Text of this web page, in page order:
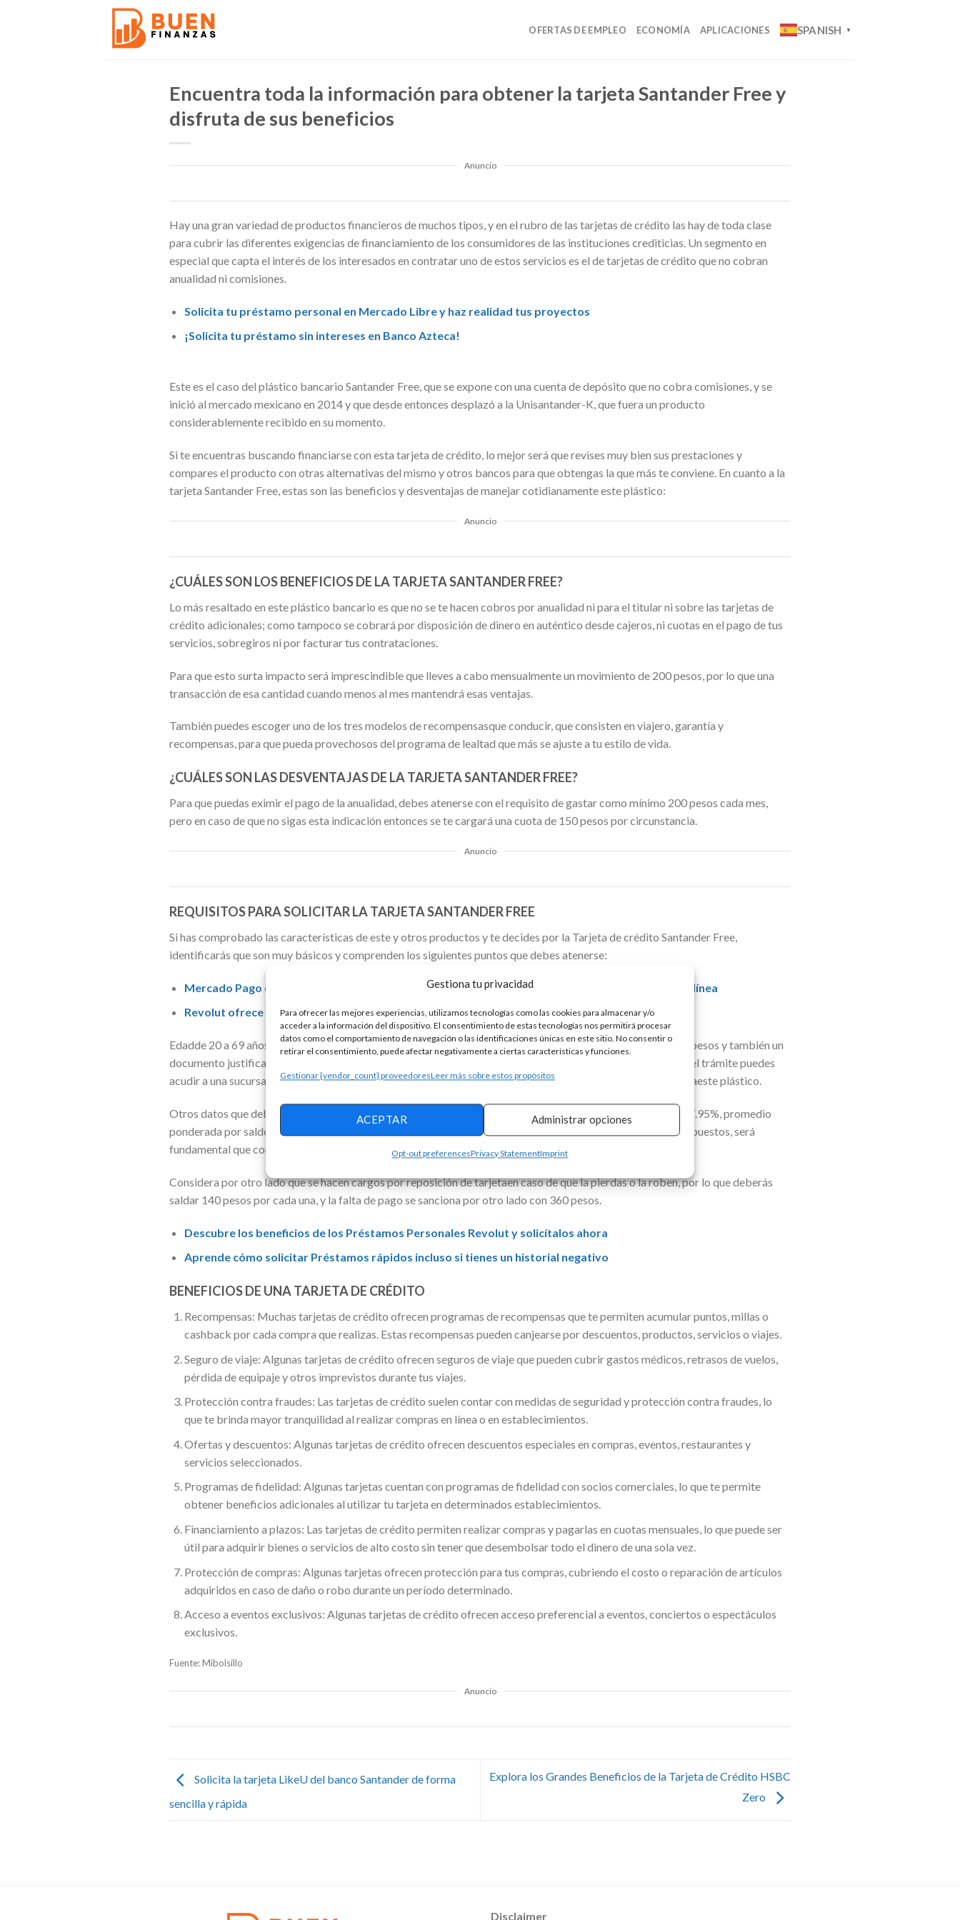
Gestiona tu privacidad
Para ofrecer las mejores experiencias, utilizamos tecnologías como las cookies para almacenar y/o
acceder a la información del dispositivo. El consentimiento de estas tecnologías nos permitirá procesar
datos como el comportamiento de navegación o las identificaciones únicas en este sitio. No consentir o
retirar el consentimiento, puede afectar negativamente a ciertas características y funciones.
Gestionar {vendor_count} proveedoresLeer más sobre estos propósitos
ACEPTAR Administrar opciones
Opt-out preferencesPrivacy StatementImprint
OFERTAS DE EMPLEO ECONOMÍA APLICACIONES SPANISH ▼
Encuentra toda la información para obtener la tarjeta Santander Free y
disfruta de sus beneficios
Anuncio
Hay una gran variedad de productos financieros de muchos tipos, y en el rubro de las tarjetas de crédito las hay de toda clase
para cubrir las diferentes exigencias de financiamiento de los consumidores de las instituciones crediticias. Un segmento en
especial que capta el interés de los interesados en contratar uno de estos servicios es el de tarjetas de crédito que no cobran
anualidad ni comisiones.
Solicita tu préstamo personal en Mercado Libre y haz realidad tus proyectos
¡Solicita tu préstamo sin intereses en Banco Azteca!
Este es el caso del plástico bancario Santander Free, que se expone con una cuenta de depósito que no cobra comisiones, y se
inició al mercado mexicano en 2014 y que desde entonces desplazó a la Unisantander-K, que fuera un producto
considerablemente recibido en su momento.
Si te encuentras buscando financiarse con esta tarjeta de crédito, lo mejor será que revises muy bien sus prestaciones y
compares el producto con otras alternativas del mismo y otros bancos para que obtengas la que más te conviene. En cuanto a la
tarjeta Santander Free, estas son las beneficios y desventajas de manejar cotidianamente este plástico:
Anuncio
¿CUÁLES SON LOS BENEFICIOS DE LA TARJETA SANTANDER FREE?
Lo más resaltado en este plástico bancario es que no se te hacen cobros por anualidad ni para el titular ni sobre las tarjetas de
crédito adicionales; como tampoco se cobrará por disposición de dinero en auténtico desde cajeros, ni cuotas en el pago de tus
servicios, sobregiros ni por facturar tus contrataciones.
Para que esto surta impacto será imprescindible que lleves a cabo mensualmente un movimiento de 200 pesos, por lo que una
transacción de esa cantidad cuando menos al mes mantendrá esas ventajas.
También puedes escoger uno de los tres modelos de recompensasque conducir, que consisten en viajero, garantía y
recompensas, para que pueda provechosos del programa de lealtad que más se ajuste a tu estilo de vida.
¿CUÁLES SON LAS DESVENTAJAS DE LA TARJETA SANTANDER FREE?
Para que puedas eximir el pago de la anualidad, debes atenerse con el requisito de gastar como mínimo 200 pesos cada mes,
pero en caso de que no sigas esta indicación entonces se te cargará una cuota de 150 pesos por circunstancia.
Anuncio
REQUISITOS PARA SOLICITAR LA TARJETA SANTANDER FREE
Si has comprobado las características de este y otros productos y te decides por la Tarjeta de crédito Santander Free,
identificarás que son muy básicos y comprenden los siguientes puntos que debes atenerse:
Mercado Pago ofrece préstamo fácil con financiación rápida y segura: Préstamos Personales en línea
Revolut ofrece préstamos sin intereses con una aplicación fácil. Verificar
Edadde 20 a 69 años y 11 meses al instante de la solicitud; acreditar un ingreso mensual mínimode 7 mil 500 pesos y también un
documento justificativo de domicilio–menor a 2 meses- y tu identificación oficialvigente. Para llevar a cabo el trámite puedes
acudir a una sucursaldel banco Santander, o bien hacerlo desde tu casa con la oportunidad de solicitar en líneaeste plástico.
Otros datos que deben examinarse con cuidado son latasa de interés que maneja esta tarjeta y se ubica en 57.95%, promedio
ponderada por saldo, que implica en un financiamiento caro. Con un Costo AnualTotal (CAT) de 76.0% sin impuestos, será
fundamental que compares entre productos de estas características.
Considera por otro lado que se hacen cargos por reposición de tarjetaen caso de que la pierdas o la roben, por lo que deberás
saldar 140 pesos por cada una, y la falta de pago se sanciona por otro lado con 360 pesos.
Descubre los beneficios de los Préstamos Personales Revolut y solicítalos ahora
Aprende cómo solicitar Préstamos rápidos incluso si tienes un historial negativo
BENEFICIOS DE UNA TARJETA DE CRÉDITO
Recompensas: Muchas tarjetas de crédito ofrecen programas de recompensas que te permiten acumular puntos, millas o
cashback por cada compra que realizas. Estas recompensas pueden canjearse por descuentos, productos, servicios o viajes.
Seguro de viaje: Algunas tarjetas de crédito ofrecen seguros de viaje que pueden cubrir gastos médicos, retrasos de vuelos,
pérdida de equipaje y otros imprevistos durante tus viajes.
Protección contra fraudes: Las tarjetas de crédito suelen contar con medidas de seguridad y protección contra fraudes, lo
que te brinda mayor tranquilidad al realizar compras en línea o en establecimientos.
Ofertas y descuentos: Algunas tarjetas de crédito ofrecen descuentos especiales en compras, eventos, restaurantes y
servicios seleccionados.
Programas de fidelidad: Algunas tarjetas cuentan con programas de fidelidad con socios comerciales, lo que te permite
obtener beneficios adicionales al utilizar tu tarjeta en determinados establecimientos.
Financiamiento a plazos: Las tarjetas de crédito permiten realizar compras y pagarlas en cuotas mensuales, lo que puede ser
útil para adquirir bienes o servicios de alto costo sin tener que desembolsar todo el dinero de una sola vez.
Protección de compras: Algunas tarjetas ofrecen protección para tus compras, cubriendo el costo o reparación de artículos
adquiridos en caso de daño o robo durante un período determinado.
Acceso a eventos exclusivos: Algunas tarjetas de crédito ofrecen acceso preferencial a eventos, conciertos o espectáculos
exclusivos.
Fuente: Mibolsillo
Anuncio
Solicita la tarjeta LikeU del banco Santander de forma
sencilla y rápida
Explora los Grandes Beneficios de la Tarjeta de Crédito HSBC
Zero
Disclaimer